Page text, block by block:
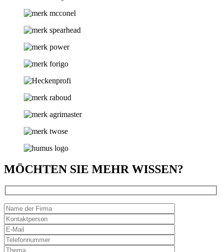
MÖCHTEN SIE MEHR WISSEN?